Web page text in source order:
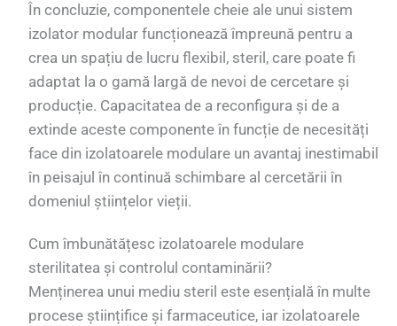
În concluzie, componentele cheie ale unui sistem
izolator modular funcționează împreună pentru a
crea un spațiu de lucru flexibil, steril, care poate fi
adaptat la o gamă largă de nevoi de cercetare și
producție. Capacitatea de a reconfigura și de a
extinde aceste componente în funcție de necesități
face din izolatoarele modulare un avantaj inestimabil
în peisajul în continuă schimbare al cercetării în
domeniul științelor vieții.
Cum îmbunătățesc izolatoarele modulare
sterilitatea și controlul contaminării?
Menținerea unui mediu steril este esențială în multe
procese științifice și farmaceutice, iar izolatoarele